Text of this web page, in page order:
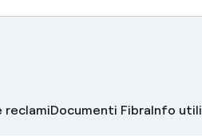
reclamiDocumenti FibraInfo utili